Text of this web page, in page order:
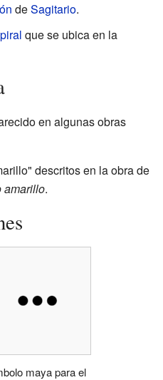
deSagitario.
que se ubica en la
en algunas obras
descritos en la obra de
amarillo.
maya para el